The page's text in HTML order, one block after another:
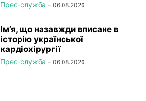
Прес-служба - 06.08.2026
Ім’я, що назавжди вписане в
історію української
кардіохірургії
Прес-служба - 06.08.2026